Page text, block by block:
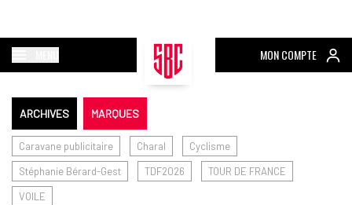
MON COMPTE
ARCHIVES MARQUES
Caravane publicitaire Charal
Cyclisme
Stéphanie Bérard-Gest
TDF2026
TOUR DE FRANCE
VOILE